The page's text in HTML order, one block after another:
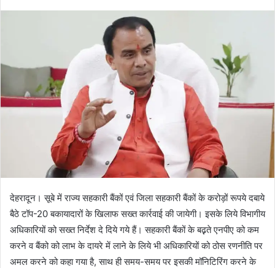
a
n
e
m
i
l
देहरादून। सूबे में राज्य सहकारी बैंकों एवं जिला सहकारी बैंकों के करोड़ों रूपये दबाये
बैठे टॉप-20 बकायादारों के खिलाफ सख्त कार्रवाई की जायेगी। इसके लिये विभागीय
अधिकारियों को सख्त निर्देश दे दिये गये हैं। सहकारी बैंकों के बढ़़ते एनपीए को कम
करने व बैंको को लाभ के दायरे में लाने के लिये भी अधिकारियों को ठोस रणनीति पर
अमल करने को कहा गया है, साथ ही समय-समय पर इसकी मॉनिटिरिंग करने के